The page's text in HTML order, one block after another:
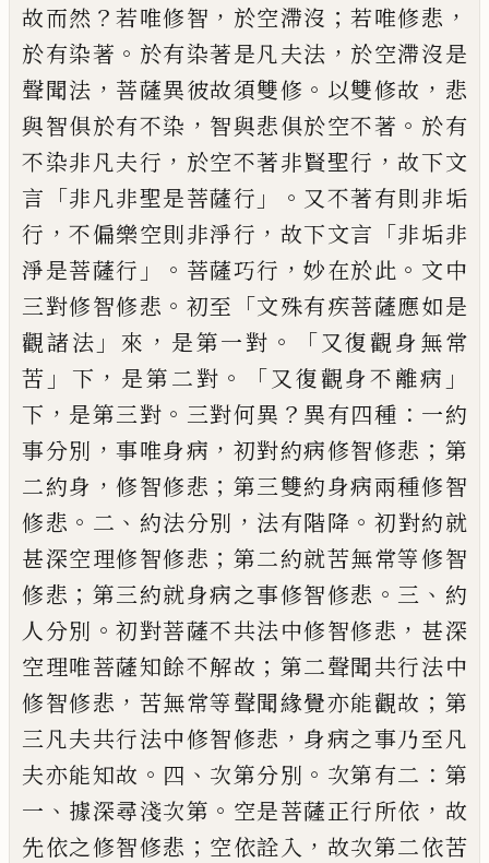
故而然 ？若唯修智 ， 於空滯沒 ； 若唯修悲 ，
於有染著 。 於有染著是凡夫法 ， 於空滯沒是
聲聞法 ， 菩薩異彼故須雙修 。 以雙修故 ， 悲
與智俱於有不染 ， 智與悲俱於空不著 。 於有
不染非凡夫行 ， 於空不著非賢聖行 ，故下文
言 「非凡非聖是菩薩行 」。 又不著有則非垢
行 ，不偏樂空則非淨行 ， 故下文言 「非垢非
淨是菩薩行 」。 菩薩巧行 ，妙在於此 。 文中
三對修智修悲 。 初至 「文殊有疾菩薩應如是
觀諸法 」 來 ， 是第一對 。「又復觀身無常
苦 」 下 ， 是第二對 。「又復觀身不離病 」
下 ， 是第三對 。 三對何異 ？ 異有四種 ： 一約
事分別 ，事唯身病 ， 初對約病修智修悲 ； 第
二約身 ，修智修悲 ； 第三雙約身病兩種修智
修悲 。 二 、 約法分別 ， 法有階降 。 初對約就
甚深空理修智修悲 ； 第二約就苦無常等修智
修悲 ； 第三約就身病之事修智修悲 。 三 、 約
人分別 。初對菩薩不共法中修智修悲 ， 甚深
空理唯菩薩知餘不解故 ； 第二聲聞共行法中
修智修悲 ， 苦無常等聲聞緣覺亦能觀故 ； 第
三凡夫共行法中修智修悲 ， 身病之事乃至凡
夫亦能知故 。 四 、 次第分別 。 次第有二 ： 第
一 、 據深尋淺次第 。 空是菩薩正行所依 ， 故
先依之修智修悲 ； 空依詮入 ， 故次第二依苦